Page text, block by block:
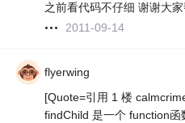
之前看代码不仔细 谢谢大
2011-09-14
flyerwing
[Quote=引用 1 楼
findChild 是一个 function函